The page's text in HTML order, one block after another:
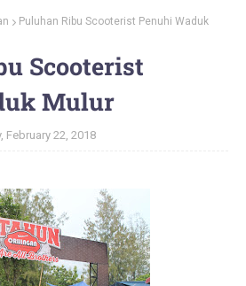
Puluhan Ribu Scooterist Penuhi Waduk
Scooterist
Mulur
February 22, 2018